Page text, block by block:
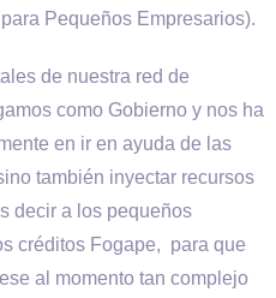
Pequeños Empresarios).
de nuestra red de
como Gobierno y nos ha
en ir en ayuda de las
también inyectar recursos
decir a los pequeños
créditos Fogape, para que
al momento tan complejo